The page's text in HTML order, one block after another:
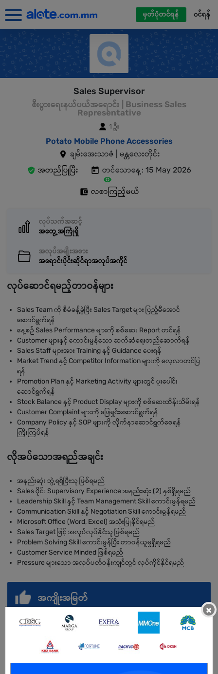
မှတ်ပုံတင်ရန် ၀င်ရန်
Sales Supervisor
စီးပွားရေးနယ်ပယ်အရောင်း | Business Sales
Representative
1 ဦး
Potato Mobile Phone Accessories
ချမ်းအေးသာဇံ | မန္တလေးတိုင်း
အတည်ပြုပြီး
တင်သောနေ့: 15 May 2026
လစာကြည့်မယ်
လုပ်သက်အဆင့်
အတွေ့အကြုံရှိ
အလုပ်အမျိုးအစား
အရောင်းပိုင်းဆိုင်ရာအလုပ်အကိုင်
လုပ်ဆောင်ရမည့်တာဝန်များ
Sales Team ကို စီမံခန့်ခွဲပြီး Sales Target များ ပြည့်မီအောင်
ဆောင်ရွက်ရန်
နေ့စဉ် Sales Performance များကို စစ်ဆေး Report တင်ရန်
Customer များနှင့် ကောင်းမွန်သော ဆက်ဆံရေးတည်ဆောက်ရန်
Sales Staff များအား Training နှင့် Guidance ပေးရန်
Market Trend နှင့် Competitor Information များကို လေ့လာတင်ပြ
ရန်
Promotion Plan နှင့် Marketing Activity များတွင် ပူးပေါင်း
ဆောင်ရွက်ရန်
Stock Balance နှင့် Product Display များကို စစ်ဆေးထိန်းသိမ်းရန်
Customer Complaint များကို ဖြေရှင်းဆောင်ရွက်ရန်
Company Policy နှင့် SOP များကို လိုက်နာဆောင်ရွက်စေရန်
ကြီးကြပ်ရန်
လိုအပ်သောအရည်အချင်း
အနည်းဆုံး ဘွဲ့ရရှိပြီးသူ ဖြစ်ရမည်
Sales ပိုင်း Supervisory Experience အနည်းဆုံး (2) နှစ်ရှိရမည်
Leadership Skill နှင့် Team Management Skill ကောင်းမွန်ရမည်
Communication Skill နှင့် Negotiation Skill ကောင်းမွန်ရမည်
Microsoft Office (Word, Excel) အသုံးပြုနိုင်ရမည်
Sales Target ဖြင့် အလုပ်လုပ်နိုင်သူ ဖြစ်ရမည်
Problem Solving Skill ကောင်းမွန်ပြီး တာဝန်ယူမှုရှိရမည်
Customer Service Minded ဖြစ်ရမည်
Pressure များသော အလုပ်ပတ်ဝန်းကျင်တွင် လုပ်ကိုင်နိုင်ရမည်
အကျိုးအမြတ်
×